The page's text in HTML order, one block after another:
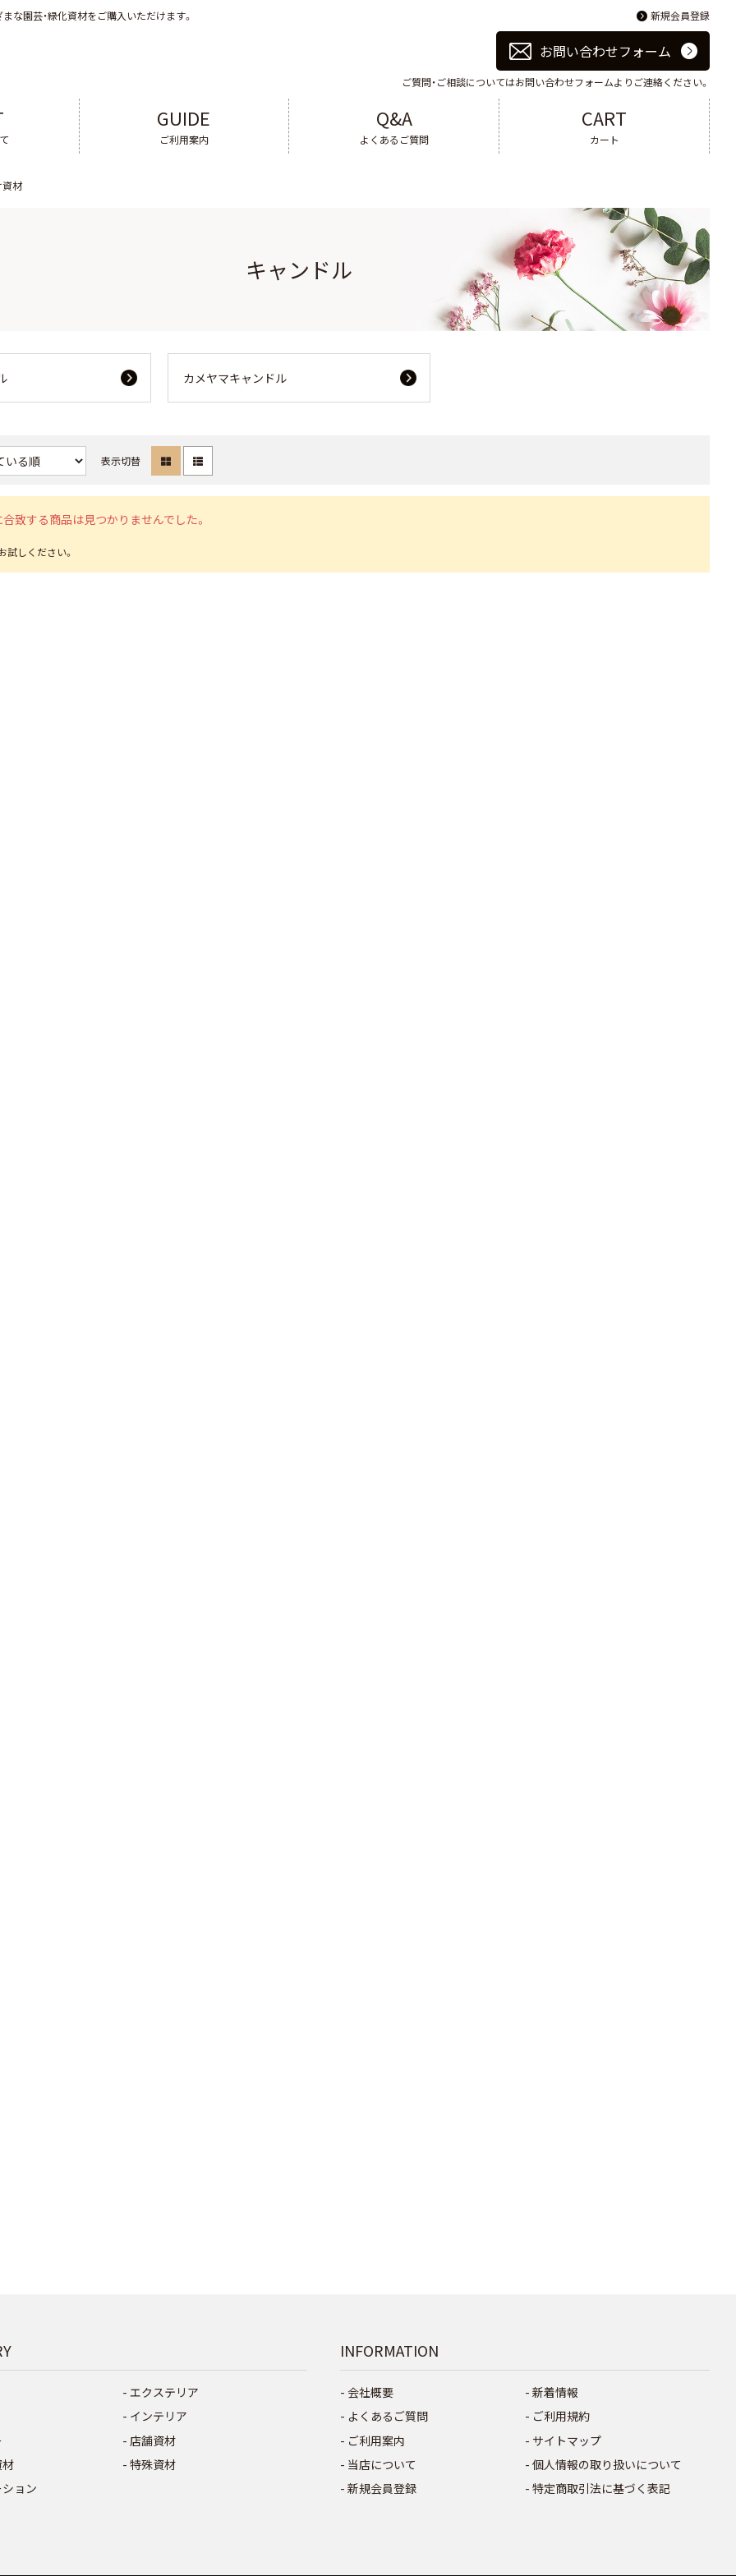
な園芸・緑化資材をご購入いただけます。 新規会員登録
お問い合わせフォーム
ご質問・ご相談についてはお問い合わせフォームよりご連絡ください。
GUIDE
ご利用案内
Q&A
よくあるご質問
CART
カート
材
キャンドル
カメヤマキャンドル
表示切替
致する商品は見つかりませんでした。
ョン
エクステリア
インテリア
店舗資材
特殊資材
INFORMATION
会社概要
よくあるご質問
ご利用案内
当店について
新規会員登録
新着情報
ご利用規約
サイトマップ
個人情報の取り扱いについて
特定商取引法に基づく表記